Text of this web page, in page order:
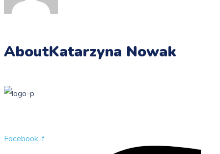
AboutKatarzyna Nowak
Facebook-f